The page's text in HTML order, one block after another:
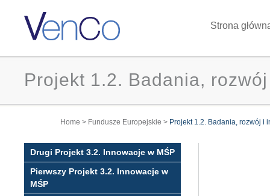
Strona
Projekt 1.2. Badania,
You are here
Home > Fundusze Europejskie > Projekt 1.2. Badania, rozwój i
Drugi Projekt 3.2. Innowacje w MŚP
Pierwszy Projekt 3.2. Innowacje w
MŚP